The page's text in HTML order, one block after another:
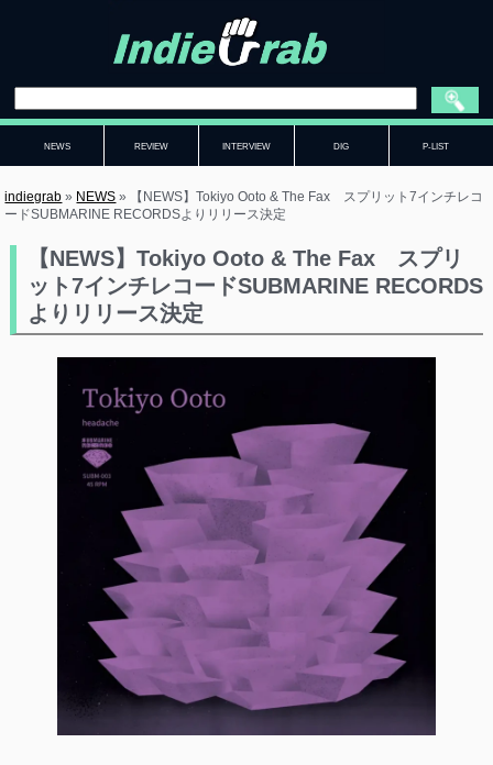
NEWS REVIEW INTERVIEW DIG P-LIST
indiegrab » NEWS »
【NEWS】Tokiyo Ooto & The Fax スプリット7インチレコ
ードSUBMARINE RECORDSよりリリース決定
【NEWS】Tokiyo Ooto & The Fax スプリ
ット7インチレコードSUBMARINE RECORDS
よりリリース決定